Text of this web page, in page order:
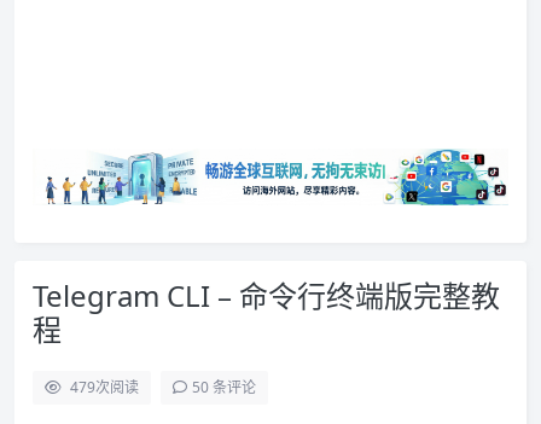
Telegram CLI – 命令行终端版完整教
程
479次阅读 50 条评论